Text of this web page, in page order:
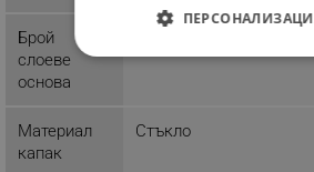
Брой
слоеве
основа
Материал
капак
Стъкло
СТРОГО НЕОБХОДИМО